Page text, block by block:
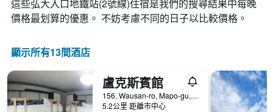
這些弘大入口地鐵站(2號線)​住宿是我們的搜尋結果中每晚
價格最划算的優惠。 不妨考慮不同的日子以比較價格。
顯示所有13間酒店
盧克斯賓館
156, Wausan-ro, Mapo-gu, 首爾, 韓國
5.2公里 距離市中心